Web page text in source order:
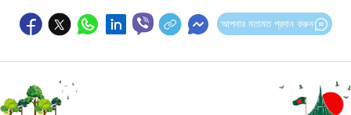
আপনার মতামত প্রদান করুন